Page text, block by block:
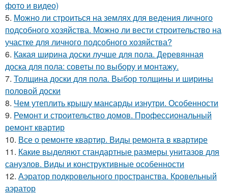
фото и видео)
5. Можно ли строиться на землях для ведения личного
подсобного хозяйства. Можно ли вести строительство на
участке для личного подсобного хозяйства?
6. Какая ширина доски лучше для пола. Деревянная
доска для пола: советы по выбору и монтажу.
7. Толщина доски для пола. Выбор толщины и ширины
половой доски
8. Чем утеплить крышу мансарды изнутри. Особенности
9. Ремонт и строительство домов. Профессиональный
ремонт квартир
10. Все о ремонте квартир. Виды ремонта в квартире
11. Какие выделяют стандартные размеры унитазов для
санузлов. Виды и конструктивные особенности
12. Аэратор подкровельного пространства. Кровельный
аэратор